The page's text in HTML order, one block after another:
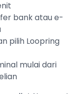
bank atau e-
pilih Loopring
mulai dari